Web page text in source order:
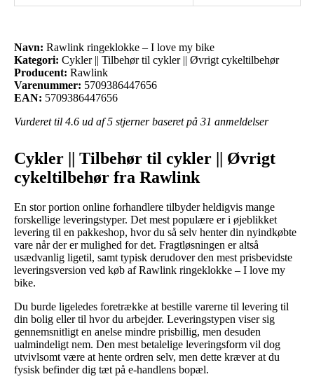
Navn: Rawlink ringeklokke – I love my bike
Kategori: Cykler || Tilbehør til cykler || Øvrigt cykeltilbehør
Producent: Rawlink
Varenummer: 5709386447656
EAN: 5709386447656
Vurderet til 4.6 ud af 5 stjerner baseret på 31 anmeldelser
Cykler || Tilbehør til cykler || Øvrigt
cykeltilbehør fra Rawlink
En stor portion online forhandlere tilbyder heldigvis mange
forskellige leveringstyper. Det mest populære er i øjeblikket
levering til en pakkeshop, hvor du så selv henter din nyindkøbte
vare når der er mulighed for det. Fragtløsningen er altså
usædvanlig ligetil, samt typisk derudover den mest prisbevidste
leveringsversion ved køb af Rawlink ringeklokke – I love my
bike.
Du burde ligeledes foretrække at bestille varerne til levering til
din bolig eller til hvor du arbejder. Leveringstypen viser sig
gennemsnitligt en anelse mindre prisbillig, men desuden
ualmindeligt nem. Den mest betalelige leveringsform vil dog
utvivlsomt være at hente ordren selv, men dette kræver at du
fysisk befinder dig tæt på e-handlens bopæl.